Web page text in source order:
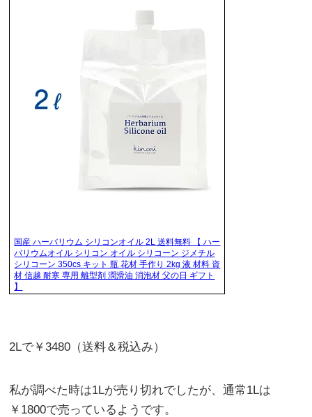
国産 ハーバリウム シリコンオイル 2L 送料無料 【 ハー
バリウムオイル シリコン オイル シリコーン ジメチル
シリコーン 350cs キット 瓶 花材 手作り 2kg 液 材料 資
材 信越 耐寒 専用 離型剤 潤滑油 消泡材 父の日 ギフト
】
2Lで￥3480（送料＆税込み）
私が調べた時は1Lが売り切れでしたが、通常1Lは
￥1800で売っているようです。